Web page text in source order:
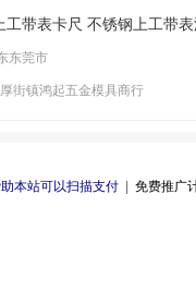
工带表卡尺 不锈钢上工带表
东莞市
街镇鸿起五金模具商行
本站可以扫描支付| 免费推广